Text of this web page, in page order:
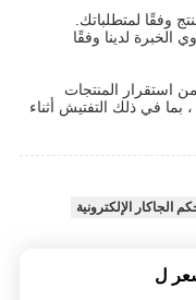
وفقًا لمتطلباتك.
لدينا وفقًا
استقرار المنتجات
بما في ذلك التفتيش أثناء
الجاكار الإلكترونية
ل